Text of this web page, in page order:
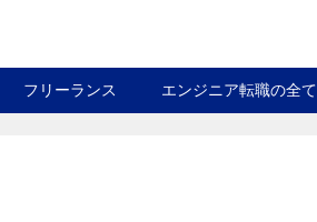
フリーランス エンジニア転職の全て